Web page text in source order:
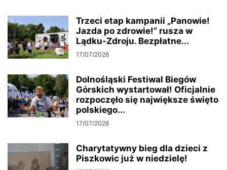
Trzeci etap kampanii „Panowie!
Jazda po zdrowie!” rusza w
Lądku-Zdroju. Bezpłatne...
17/07/2026
Dolnośląski Festiwal Biegów
Górskich wystartował! Oficjalnie
rozpoczęło się największe święto
polskiego...
17/07/2026
Charytatywny bieg dla dzieci z
Piszkowic już w niedzielę!